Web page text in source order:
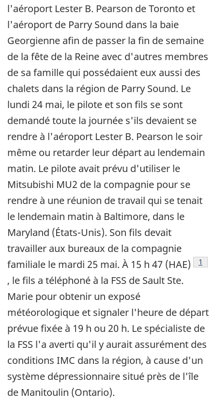
l'aéroport Lester B. Pearson de Toronto et
l'aéroport de Parry Sound dans la baie
Georgienne afin de passer la fin de semaine
de la fête de la Reine avec d'autres membres
de sa famille qui possédaient eux aussi des
chalets dans la région de Parry Sound. Le
lundi 24 mai, le pilote et son fils se sont
demandé toute la journée s'ils devaient se
rendre à l'aéroport Lester B. Pearson le soir
même ou retarder leur départ au lendemain
matin. Le pilote avait prévu d'utiliser le
Mitsubishi MU2 de la compagnie pour se
rendre à une réunion de travail qui se tenait
le lendemain matin à Baltimore, dans le
Maryland (États-Unis). Son fils devait
travailler aux bureaux de la compagnie
familiale le mardi 25 mai. À 15 h 47 (HAE)
Note
1
, le fils a téléphoné à la FSS de Sault Ste.
Marie pour obtenir un exposé
météorologique et signaler l'heure de départ
prévue fixée à 19 h ou 20 h. Le spécialiste de
la FSS l'a averti qu'il y aurait assurément des
conditions IMC dans la région, à cause d'un
système dépressionnaire situé près de l'île
de Manitoulin (Ontario).